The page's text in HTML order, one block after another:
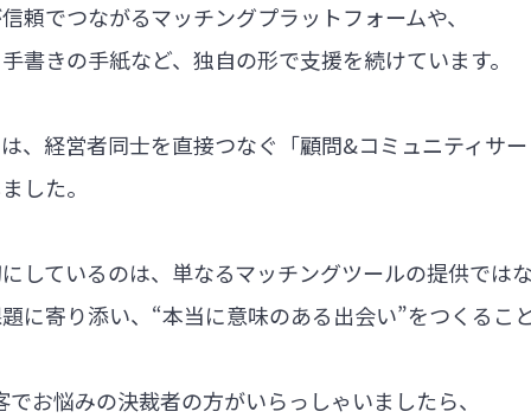
頼でつながるマッチングプラットフォームや、
書きの手紙など、独自の形で支援を続けています。
、経営者同士を直接つなぐ「顧問&コミュニティサ
した。
しているのは、単なるマッチングツールの提供では
に寄り添い、“本当に意味のある出会い”をつくるこ
お悩みの決裁者の方がいらっしゃいましたら、